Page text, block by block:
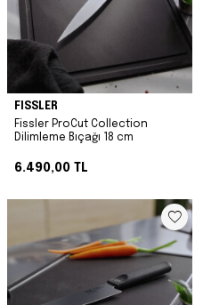
FISSLER
Fissler ProCut Collection
Dilimleme Bıçağı 18 cm
6.490,00 TL